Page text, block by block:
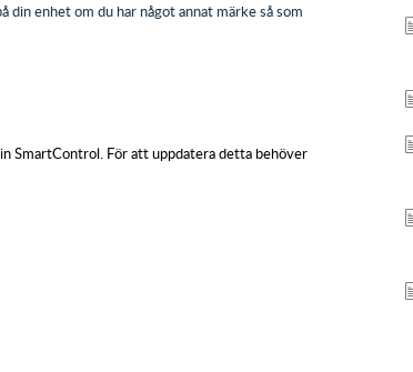
enhet om du har något annat märke så som
SmartControl. För att uppdatera detta behöver